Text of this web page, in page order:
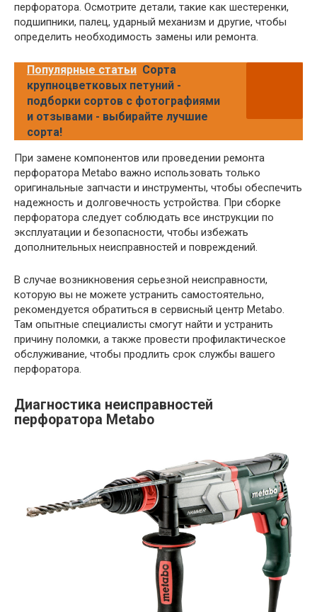
перфоратора. Осмотрите детали, такие как шестеренки,
подшипники, палец, ударный механизм и другие, чтобы
определить необходимость замены или ремонта.
Популярные статьи Сорта
крупноцветковых петуний -
подборки сортов с фотографиями
и отзывами - выбирайте лучшие
сорта!
При замене компонентов или проведении ремонта
перфоратора Metabo важно использовать только
оригинальные запчасти и инструменты, чтобы обеспечить
надежность и долговечность устройства. При сборке
перфоратора следует соблюдать все инструкции по
эксплуатации и безопасности, чтобы избежать
дополнительных неисправностей и повреждений.
В случае возникновения серьезной неисправности,
которую вы не можете устранить самостоятельно,
рекомендуется обратиться в сервисный центр Metabo.
Там опытные специалисты смогут найти и устранить
причину поломки, а также провести профилактическое
обслуживание, чтобы продлить срок службы вашего
перфоратора.
Диагностика неисправностей
перфоратора Metabo